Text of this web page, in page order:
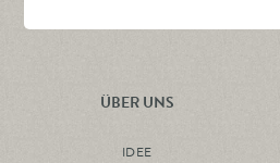
ÜBER UNS
IDEE